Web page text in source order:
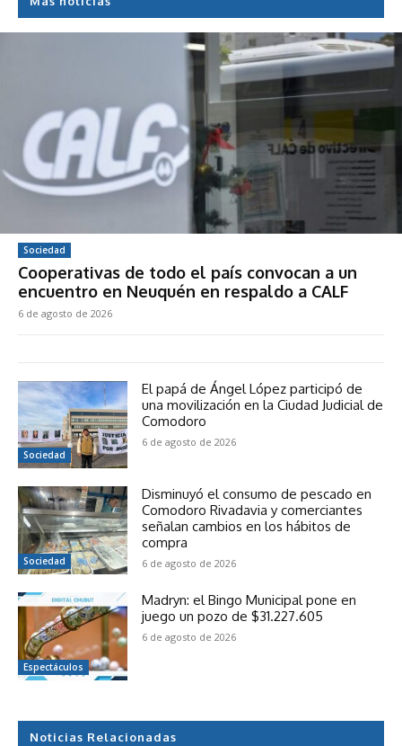
Sociedad
Cooperativas de todo el país convocan a un
encuentro en Neuquén en respaldo a CALF
6 de agosto de 2026
Sociedad
El papá de Ángel López participó de
una movilización en la Ciudad Judicial de
Comodoro
6 de agosto de 2026
Sociedad
Disminuyó el consumo de pescado en
Comodoro Rivadavia y comerciantes
señalan cambios en los hábitos de
compra
6 de agosto de 2026
Espectáculos
Madryn: el Bingo Municipal pone en
juego un pozo de $31.227.605
6 de agosto de 2026
Noticias Relacionadas